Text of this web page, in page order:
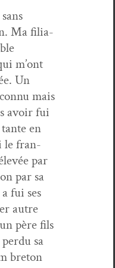
Ma fil­i­a­
m’ont
Un
mais
avoir fui
en
le fran­
par
par sa
fui ses
autre
père fils
sa
bre­ton